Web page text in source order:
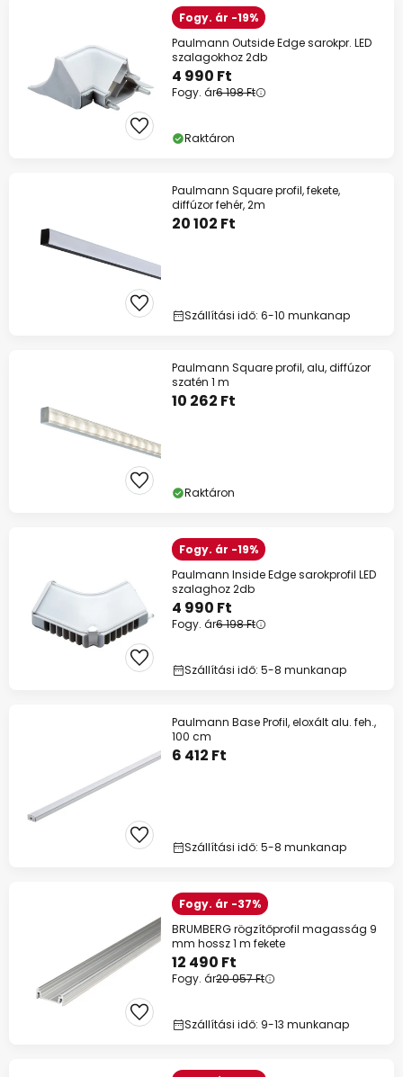
Fogy. ár -19%
Paulmann Outside Edge sarokpr. LED
szalagokhoz 2db
4 990 Ft
Fogy. ár6 198 Ft
Raktáron
Paulmann Square profil, fekete,
diffúzor fehér, 2m
20 102 Ft
Szállítási idő: 6-10 munkanap
Paulmann Square profil, alu, diffúzor
szatén 1 m
10 262 Ft
Raktáron
Fogy. ár -19%
Paulmann Inside Edge sarokprofil LED
szalaghoz 2db
4 990 Ft
Fogy. ár6 198 Ft
Szállítási idő: 5-8 munkanap
Paulmann Base Profil, eloxált alu. feh.,
100 cm
6 412 Ft
Szállítási idő: 5-8 munkanap
Fogy. ár -37%
BRUMBERG rögzítőprofil magasság 9
mm hossz 1 m fekete
12 490 Ft
Fogy. ár20 057 Ft
Szállítási idő: 9-13 munkanap